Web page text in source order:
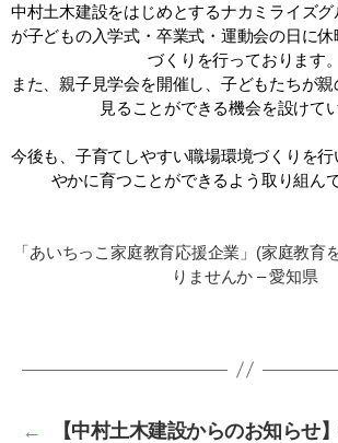
中村土木建設をはじめとするナカミライズ
が子どもの入学式・卒業式・運動会の日に
づくりを行っております。
また、親子見学会を開催し、子どもたちが
見ることができる機会を設けて
今後も、子育てしやすい職場環境づくりを
やかに育つことができるよう取り組ん
「あいちっこ家庭教育応援企業」(家庭教育
りませんか – 愛知県
←
【中村土木建設からのお知らせ